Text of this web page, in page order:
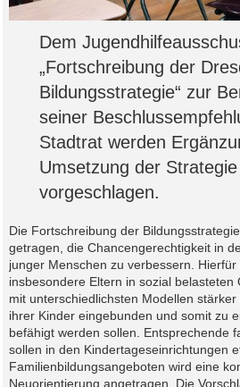
Dem
„Fortschreibung der
Bildungsstrategie“ zur
seiner
Stadtrat werden
Umsetzung der Strategie
vorgeschlagen.
Die Fortschreibung der
getragen, die Chancengerechtigkeit in
junger Menschen zu verbessern.
insbesondere Eltern in sozial belasteten
mit unterschiedlichsten Modellen
ihrer Kinder eingebunden und somit zu
befähigt werden sollen. Entsprechende
sollen in den Kindertageseinrichtungen
Familienbildungsangeboten wird eine
Neuorientierung angetragen. Die